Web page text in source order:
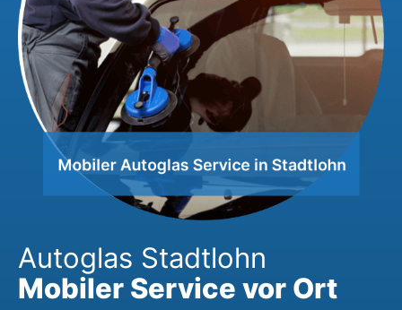
Autoglas Stadtlohn
Mobiler Service vor Ort